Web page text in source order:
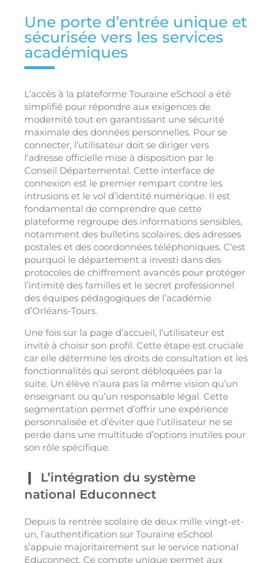
Une porte d’entrée unique et
sécurisée vers les services
académiques
L’accès à la plateforme Touraine eSchool a été
simplifié pour répondre aux exigences de
modernité tout en garantissant une sécurité
maximale des données personnelles. Pour se
connecter, l’utilisateur doit se diriger vers
l’adresse officielle mise à disposition par le
Conseil Départemental. Cette interface de
connexion est le premier rempart contre les
intrusions et le vol d’identité numérique. Il est
fondamental de comprendre que cette
plateforme regroupe des informations sensibles,
notamment des bulletins scolaires, des adresses
postales et des coordonnées téléphoniques. C’est
pourquoi le département a investi dans des
protocoles de chiffrement avancés pour protéger
l’intimité des familles et le secret professionnel
des équipes pédagogiques de l’académie
d’Orléans-Tours.
Une fois sur la page d’accueil, l’utilisateur est
invité à choisir son profil. Cette étape est cruciale
car elle détermine les droits de consultation et les
fonctionnalités qui seront débloquées par la
suite. Un élève n’aura pas la même vision qu’un
enseignant ou qu’un responsable légal. Cette
segmentation permet d’offrir une expérience
personnalisée et d’éviter que l’utilisateur ne se
perde dans une multitude d’options inutiles pour
son rôle spécifique.
L’intégration du système
national Educonnect
Depuis la rentrée scolaire de deux mille vingt-et-
un, l’authentification sur Touraine eSchool
s’appuie majoritairement sur le service national
Educonnect. Ce compte unique permet aux